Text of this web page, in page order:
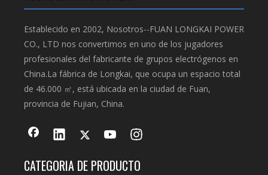
Establecido en 2002, Nosotros--FUAN LONGKAI POWER
CO., LTD nos convertimos en uno de los jugadores
profesionales del fabricante de grupos electrógenos en
China.La fábrica de Longkai, que ocupa un espacio total
de 46.000 ㎡, está ubicada en la ciudad de Fuan,
provincia de Fujian, China.
CATEGORIA DE PRODUCTO